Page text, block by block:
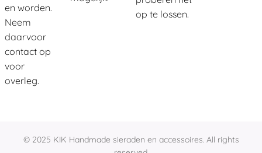
en worden.
Neem
daarvoor
contact op
voor
overleg.
op te lossen.
© 2025 KIK Handmade sieraden en accessoires. All rights